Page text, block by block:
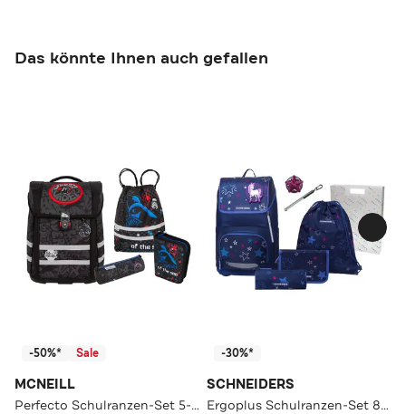
Das könnte Ihnen auch gefallen
-50%* Sale
MCNEILL
Perfecto Schulranzen-Set 5-teilig
-30%*
SCHNEIDERS
Ergoplus Schulranzen-Set 8-teilig